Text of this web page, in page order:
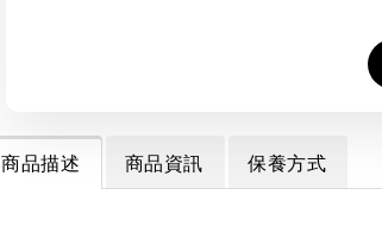
商品描述 商品資訊 保養方式